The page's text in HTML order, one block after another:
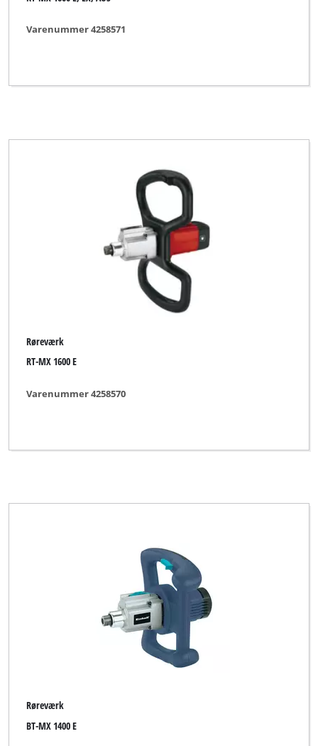
Varenummer 4258571
Røreværk
RT-MX 1600 E
Varenummer 4258570
Røreværk
BT-MX 1400 E